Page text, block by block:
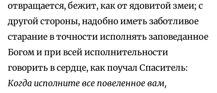
отвращается, бежит, как от ядовитой змеи; с
другой стороны, надобно иметь заботливое
старание в точности исполнять заповеданное
Богом и при всей исполнительности
говорить в сердце, как поучал Спаситель:
Когда исполните все повеленное вам,